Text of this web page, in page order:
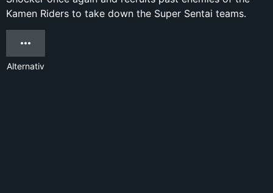
Kamen Riders to take down the Super Sentai teams.
Alternativ